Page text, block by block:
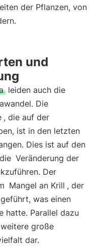
der Pflanzen, von
und
leiden auch die
Die
, die auf der
ist in den letzten
Dies ist auf den
Veränderung der
Der
Mangel an Krill , der
was einen
hatte. Parallel dazu
große
dar.